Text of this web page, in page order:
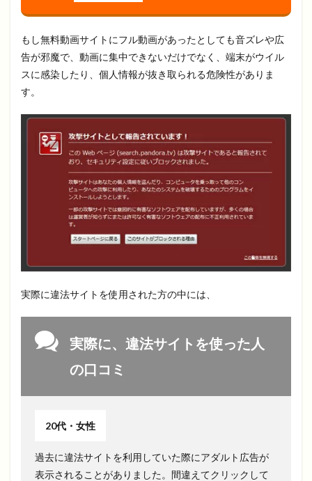
もし無料動画サイトにフル動画があったとしても音ズレや広
告が邪魔で、動画に集中できないだけでなく、端末がウイル
スに感染したり、個人情報が抜き取られる危険性がありま
す。
実際に違法サイトを使用された方の中には、
実際に、違法サイトを使った人
の口コミ
20代・女性
過去に違法サイトを利用していた際にアダルト広告が
表示されることがありました。間違えてクリックして